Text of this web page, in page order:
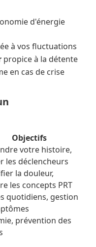
d'énergie
à vos fluctuations
propice à la détente
en cas de crise
Objectifs
votre histoire,
les déclencheurs
la douleur,
les concepts PRT
quotidiens, gestion
prévention des